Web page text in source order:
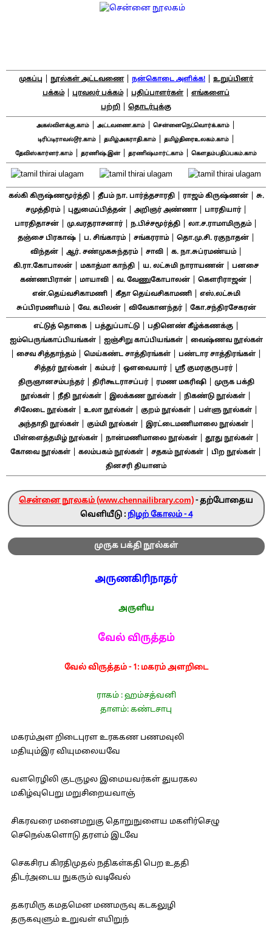
முகப்பு நூல்கள் அட்டவணை| நன்கொடை அளிக்க!
உறுப்பினர்
பக்கம்| புரவலர் பக்கம்| பதிப்பாளர்கள்
எங்களைப்
பற்றி
தொடர்புக்கு
அகல்விளக்கு.காம் அட்டவணை.காம் சென்னைநெட்வொர்க்.காம்
டிரிப்டிராவல்டூர்.காம்| தமிழ்அகராதி.காம்| தமிழ்திரைஉலகம்.காம்|
தேவிஸ்கார்னர்.காம் தரணிஷ்.இன்| தரணிஷ்மார்ட்.காம் கௌதம்பதிப்பகம்.காம்
கல்கி கிருஷ்ணமூர்த்தி| தீபம் நா. பார்த்தசாரதி| ராஜம் கிருஷ்ணன்|
சு.
சமுத்திரம்| புதுமைப்பித்தன்| அறிஞர் அண்ணா| பாரதியார்|
பாரதிதாசன் மு.வரதராசனார்| ந.பிச்சமூர்த்தி லா.ச.ராமாமிருதம்|
தஞ்சை பிரகாஷ்| ப. சிங்காரம்| சங்கரராம்| தொ.மு.சி. ரகுநாதன்|
விந்தன்| ஆர். சண்முகசுந்தரம்| சாவி| க. நா.சுப்ரமண்யம்|
கி.ரா.கோபாலன் மகாத்மா காந்தி ய. லட்சுமி நாராயணன்
பனசை
கண்ணபிரான்| மாயாவி| வ. வேணுகோபாலன்| கௌரிராஜன்|
என்.தெய்வசிகாமணி| கீதா தெய்வசிகாமணி|
எஸ்.லட்சுமி
சுப்பிரமணியம்| வே. கபிலன்| விவேகானந்தர்| கோ.சந்திரசேகரன்
எட்டுத் தொகை| பத்துப்பாட்டு| பதினெண் கீழ்க்கணக்கு|
ஐம்பெருங்காப்பியங்கள்| ஐஞ்சிறு காப்பியங்கள்| வைஷ்ணவ நூல்கள்
சைவ சித்தாந்தம்| மெய்கண்ட சாத்திரங்கள் பண்டார சாத்திரங்கள்
சித்தர் நூல்கள்| கம்பர்| ஔவையார்| ஸ்ரீ குமரகுருபரர்|
திருஞானசம்பந்தர்| திரிகூடராசப்பர்| ரமண மகரிஷி|
முருக பக்தி
நூல்கள்
நீதி நூல்கள் இலக்கண நூல்கள் நிகண்டு நூல்கள்
சிலேடை நூல்கள் உலா நூல்கள் குறம் நூல்கள் பள்ளு நூல்கள்
அந்தாதி நூல்கள்| கும்மி நூல்கள்| இரட்டைமணிமாலை நூல்கள்|
பிள்ளைத்தமிழ் நூல்கள்| நான்மணிமாலை நூல்கள்| தூது நூல்கள்|
கோவை நூல்கள் கலம்பகம் நூல்கள் சதகம் நூல்கள் பிற நூல்கள்
தினசரி தியானம்
சென்னை நூலகம் (www.chennailibrary.com)- தற்போதைய
வெளியீடு : நிழற் கோலம் - 4
முருக பக்தி நூல்கள்
அருணகிரிநாதர்
அருளிய
வேல் விருத்தம்
வேல் விருத்தம் - 1: மகரம் அளறிடை
ராகம் : ஹம்சத்வனி
தாளம்: கண்டசாபு
மகரம்அள றிடைபுரள உரககண பணமவுலி
மதியும்இர வியுமலையவே
வளரெழிலி குடருழல இமையவர்கள் துயரகல
மகிழ்வுபெறு மறுசிறையவாஞ்
சிகரவரை மனைமறுகு தொறுநுளைய மகளிர்செழு
செநெல்களொடு தரளம் இடவே
செகசிரப கிரதிமுதல் நதிகள்கதி பெற உததி
திடர்அடைய நுகரும் வடிவேல்
தகரமிரு கமதமென மணமருவு கடகலுழி
தருகவுளும் உறுவள் எயிறுந்